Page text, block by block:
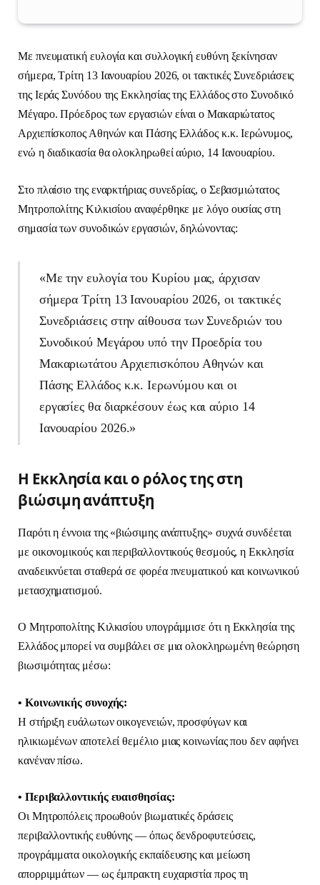
Με πνευματική ευλογία και συλλογική ευθύνη ξεκίνησαν
σήμερα, Τρίτη 13 Ιανουαρίου 2026, οι τακτικές Συνεδριάσεις
της Ιεράς Συνόδου της Εκκλησίας της Ελλάδος στο Συνοδικό
Μέγαρο. Πρόεδρος των εργασιών είναι ο Μακαριώτατος
Αρχιεπίσκοπος Αθηνών και Πάσης Ελλάδος κ.κ. Ιερώνυμος,
ενώ η διαδικασία θα ολοκληρωθεί αύριο, 14 Ιανουαρίου.
Στο πλαίσιο της εναρκτήριας συνεδρίας, ο Σεβασμιώτατος
Μητροπολίτης Κιλκισίου αναφέρθηκε με λόγο ουσίας στη
σημασία των συνοδικών εργασιών, δηλώνοντας:
«Με την ευλογία του Κυρίου μας, άρχισαν
σήμερα Τρίτη 13 Ιανουαρίου 2026, οι τακτικές
Συνεδριάσεις στην αίθουσα των Συνεδριών του
Συνοδικού Μεγάρου υπό την Προεδρία του
Μακαριωτάτου Αρχιεπισκόπου Αθηνών και
Πάσης Ελλάδος κ.κ. Ιερωνύμου και οι
εργασίες θα διαρκέσουν έως και αύριο 14
Ιανουαρίου 2026.»
Η Εκκλησία και ο ρόλος της στη
βιώσιμη ανάπτυξη
Παρότι η έννοια της «βιώσιμης ανάπτυξης» συχνά συνδέεται
με οικονομικούς και περιβαλλοντικούς θεσμούς, η Εκκλησία
αναδεικνύεται σταθερά σε φορέα πνευματικού και κοινωνικού
μετασχηματισμού.
Ο Μητροπολίτης Κιλκισίου υπογράμμισε ότι η Εκκλησία της
Ελλάδος μπορεί να συμβάλει σε μια ολοκληρωμένη θεώρηση
βιωσιμότητας μέσω:
• Κοινωνικής συνοχής:
Η στήριξη ευάλωτων οικογενειών, προσφύγων και
ηλικιωμένων αποτελεί θεμέλιο μιας κοινωνίας που δεν αφήνει
κανέναν πίσω.
• Περιβαλλοντικής ευαισθησίας:
Οι Μητροπόλεις προωθούν βιωματικές δράσεις
περιβαλλοντικής ευθύνης — όπως δενδροφυτεύσεις,
προγράμματα οικολογικής εκπαίδευσης και μείωση
απορριμμάτων — ως έμπρακτη ευχαριστία προς τη